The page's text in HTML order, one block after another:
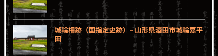
城輪柵跡（国指定史跡）– 山形県酒田市城輪嘉平
田